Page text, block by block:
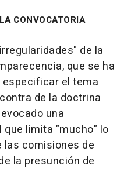
CONVOCATORIA
de la
que se ha
especificar el tema
de la doctrina
una
que limita "mucho" lo
las comisiones de
la presunción de